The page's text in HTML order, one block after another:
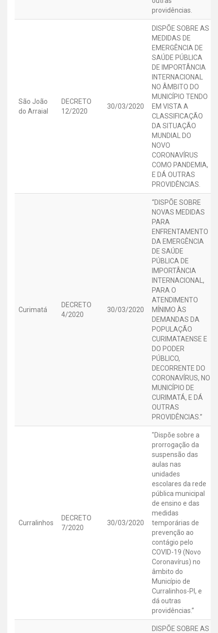
providências.
São João
do Arraial
DECRETO
12/2020
30/03/2020
DISPÕE SOBRE AS
MEDIDAS DE
EMERGÊNCIA DE
SAÚDE PÚBLICA
DE IMPORTÂNCIA
INTERNACIONAL
NO ÂMBITO DO
MUNICÍPIO TENDO
EM VISTA A
CLASSIFICAÇÃO
DA SITUAÇÃO
MUNDIAL DO
NOVO
CORONAVÍRUS
COMO PANDEMIA,
E DÁ OUTRAS
PROVIDÊNCIAS.
Curimatá
DECRETO
4/2020
30/03/2020
“DISPÕE SOBRE
NOVAS MEDIDAS
PARA
ENFRENTAMENTO
DA EMERGÊNCIA
DE SAÚDE
PÚBLICA DE
IMPORTÂNCIA
INTERNACIONAL,
PARA O
ATENDIMENTO
MÍNIMO ÀS
DEMANDAS DA
POPULAÇÃO
CURIMATAENSE E
DO PODER
PÚBLICO,
DECORRENTE DO
CORONAVÍRUS, NO
MUNICÍPIO DE
CURIMATÁ, E DÁ
OUTRAS
PROVIDÊNCIAS.”
Curralinhos
DECRETO
7/2020
30/03/2020
"Dispõe sobre a
prorrogação da
suspensão das
aulas nas
unidades
escolares da rede
pública municipal
de ensino e das
medidas
temporárias de
prevenção ao
contágio pelo
COVID-19 (Novo
Coronavírus) no
âmbito do
Município de
Curralinhos-PI, e
dá outras
providências.”
DISPÕE SOBRE AS